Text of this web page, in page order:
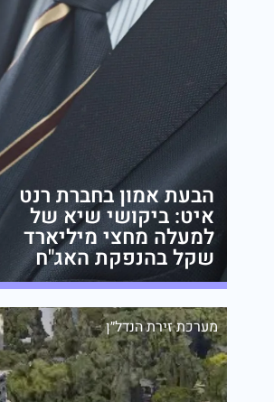
הבעת אמון בחברת רנט
איט: ביקושי שיא של
למעלה מחצי מיליארד
שקל בהנפקת האג"ח
מערכת זירת הנדל״ן